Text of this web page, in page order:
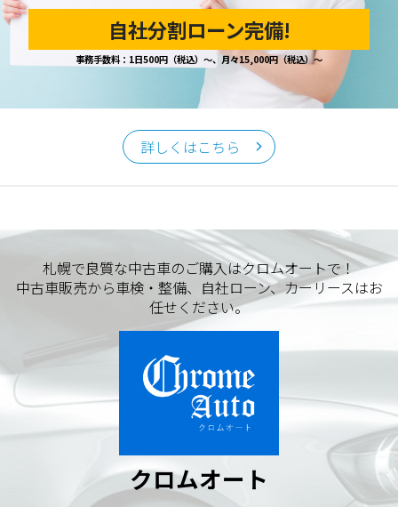
自社分割ローン完備!
事務手数料：1日500円（税込）～、月々15,000円（税込）～
詳しくはこちら
札幌で良質な中古車のご購入はクロムオートで！
中古車販売から車検・整備、自社ローン、カーリースはお
任せください。
クロムオート